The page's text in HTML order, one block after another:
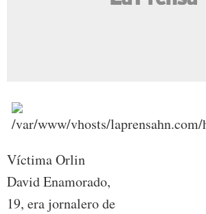
Víctima Orlin
David Enamorado,
19, era jornalero de